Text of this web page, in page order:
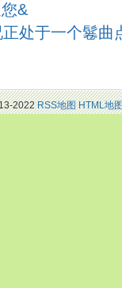
&
处于一个鬈
2022RSS地图 HTML地